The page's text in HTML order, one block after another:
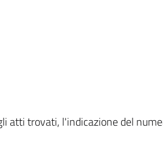
atti trovati, l'indicazione del